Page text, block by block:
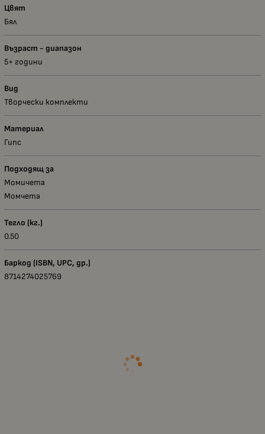
Цвят
Бял
Възраст - диапазон
5+ години
Вид
Творчески комплекти
Материал
Гипс
Подходящ за
Момичета
Момчета
Тегло (кг.)
0.50
Баркод (ISBN, UPC, др.)
8714274025769